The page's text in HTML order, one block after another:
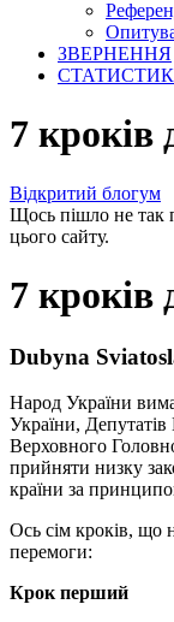
ЗВЕРНЕННЯ
7 кроків
Відкритий блогум
Щось пішло не так
цього сайту.
7 кроків
Dubyna
Народ України
України,
Верховного
прийняти низку
країни за
Ось сім кроків, що
перемоги:
Крок перший